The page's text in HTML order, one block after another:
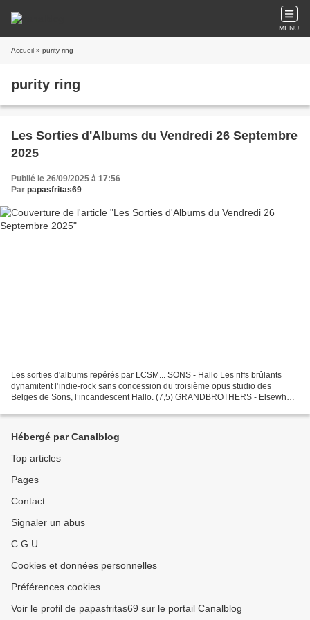
MENU
Accueil » purity ring
purity ring
Les Sorties d'Albums du Vendredi 26 Septembre
2025
Publié le 26/09/2025 à 17:56
Par papasfritas69
Les sorties d'albums repérés par LCSM... SONS - Hallo Les riffs brûlants
dynamitent l’indie-rock sans concession du troisième opus studio des
Belges de Sons, l’incandescent Hallo. (7,5) GRANDBROTHERS - Elsewhere
Hébergé par Canalblog
Top articles
Pages
Contact
Signaler un abus
C.G.U.
Cookies et données personnelles
Préférences cookies
Voir le profil de papasfritas69 sur le portail Canalblog